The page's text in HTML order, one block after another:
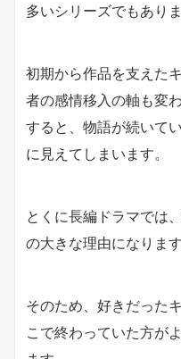
多いシリーズでもありま
初期から作品を支えた
者の感情移入の軸も変わ
すると、物語が続いて
に見えてしまいます。
とくに長編ドラマでは
の大きな理由になります
そのため、好きだった
こで終わっていた方が